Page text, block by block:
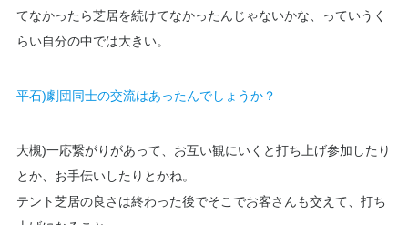
てなかったら芝居を続けてなかったんじゃないかな、っていうく
らい自分の中では大きい。
平石)劇団同士の交流はあったんでしょうか？
大槻)一応繋がりがあって、お互い観にいくと打ち上げ参加したり
とか、お手伝いしたりとかね。
テント芝居の良さは終わった後でそこでお客さんも交えて、打ち